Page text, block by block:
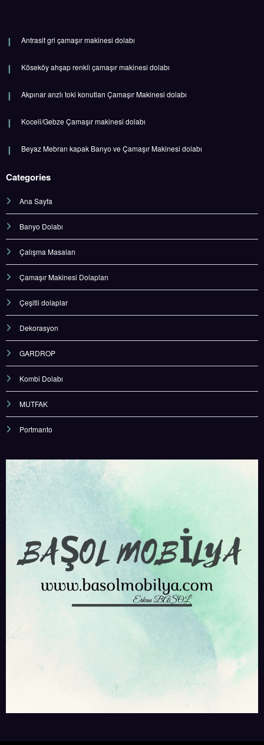
Antrasit gri çamaşır makinesi dolabı
Köseköy ahşap renkli çamaşır makinesi dolabı
Akpınar arızlı toki konutları Çamaşır Makinesi dolabı
Koceli/Gebze Çamaşır makinesi dolabı
Beyaz Mebran kapak Banyo ve Çamaşır Makinesi dolabı
Categories
Ana Sayfa
Banyo Dolabı
Çalışma Masaları
Çamaşır Makinesi Dolapları
Çeşitli dolaplar
Dekorasyon
GARDROP
Kombi Dolabı
MUTFAK
Portmanto